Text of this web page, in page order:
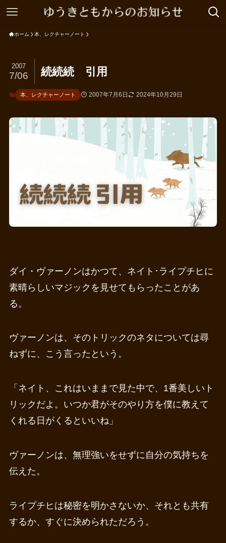
ホーム 本、レクチャーノート
続続続 引用
2007
7/06
本、レクチャーノート 2007年7月6日 2024年10月29日
ダイ・ヴァーノンはかつて、ネイト･ライプチヒに
素晴らしいマジックを見せてもらったことがあ
る。
ヴァーノンは、そのトリックのネタについては尋
ねずに、こう言ったという。
「ネイト、これはいままで見た中で、1番美しいト
リックだよ。いつか君がそのやり方を僕に教えて
くれる日がくるといいね」
ヴァーノンは、無理強いをせずに自分の気持ちを
伝えた。
ライプチヒは秘密を明かさないか、それとも共有
するか、すぐに決められただろう。